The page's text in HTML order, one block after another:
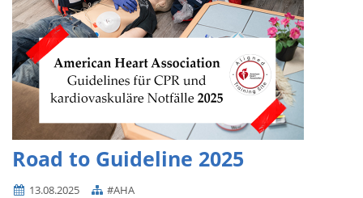
Road to Guideline 2025
13.08.2025 #AHA